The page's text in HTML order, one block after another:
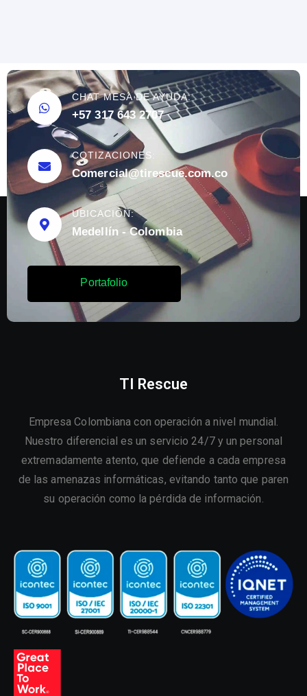
CHAT MESA DE AYUDA:
+57 317 643 2707
COTIZACIONES:
Comercial@tirescue.com.co
UBICACIÓN:
Medellín - Colombia
Portafo io
TI Rescue
Empresa Colombiana con operación a nivel mundial.
Nuestro diferencial es un servicio 24/7 y un personal
extremadamente atento, que defiende a cada empresa
de las amenazas informáticas, evitando tanto que paren
su operación como la pérdida de información.